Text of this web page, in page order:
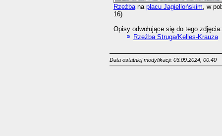
Rzeźbana placu Jagiellońskim , w
16)
Opisy odwołujące się do tego zdjęcia:
Rzeźba Struga/Kelles-Krauza
Data ostatniej modyfikacji: 03.09.2024, 00:40